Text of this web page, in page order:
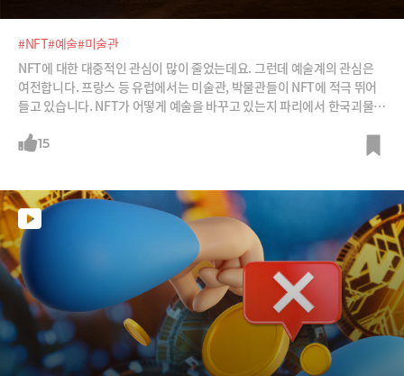
#NFT#예술#미술관
NFT에 대한 대중적인 관심이 많이 줄었는데요. 그런데 예술계의 관심은
여전합니다. 프랑스 등 유럽에서는 미술관, 박물관들이 NFT에 적극 뛰어
들고 있습니다. NFT가 어떻게 예술을 바꾸고 있는지 파리에서 한국괴물 N
15